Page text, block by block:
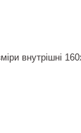
внутрішні